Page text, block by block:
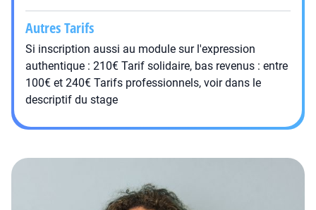
Autres Tarifs
Si inscription aussi au module sur l'expression
authentique : 210€ Tarif solidaire, bas revenus : entre
100€ et 240€ Tarifs professionnels, voir dans le
descriptif du stage